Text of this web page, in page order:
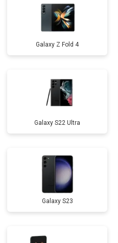
Galaxy Z Fold 4
Galaxy S22 Ultra
Galaxy S23